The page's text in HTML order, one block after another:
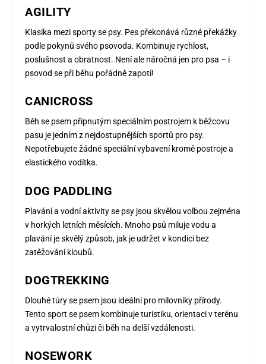
AGILITY
Klasika mezi sporty se psy. Pes překonává různé překážky
podle pokynů svého psovoda. Kombinuje rychlost,
poslušnost a obratnost. Není ale náročná jen pro psa – i
psovod se při běhu pořádně zapotí!
CANICROSS
Běh se psem připnutým speciálním postrojem k běžcovu
pasu je jedním z nejdostupnějších sportů pro psy.
Nepotřebujete žádné speciální vybavení kromě postroje a
elastického vodítka.
DOG PADDLING
Plavání a vodní aktivity se psy jsou skvělou volbou zejména
v horkých letních měsících. Mnoho psů miluje vodu a
plavání je skvělý způsob, jak je udržet v kondici bez
zatěžování kloubů.
DOGTREKKING
Dlouhé túry se psem jsou ideální pro milovníky přírody.
Tento sport se psem kombinuje turistiku, orientaci v terénu
a vytrvalostní chůzi či běh na delší vzdálenosti.
NOSEWORK